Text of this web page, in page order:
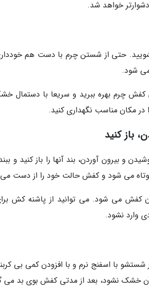
خواهد شد.
حتی از شستن چرم با دست هم
شود.
چرم بهره ببرید و سریعا با دستمال
مکان مناسب نگهداری کنید.
باز کنید
و بیرون آوردن، بند آنها را باز کنید و
کوتاه می شود و کفش حالت خود را از دست
کفش می شود. می توانید از پاشنه کش
وارد نشود.
با اسفنج نرم و با افزودن کمی بی
خشک نشود، بعد از مدتی کفش بوی بد می